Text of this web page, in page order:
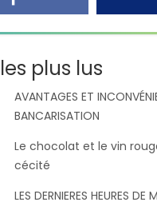
plus lus
AVANTAGES ET
BANCARISATION
Le chocolat et le vin
cécité
LES DERNIERES HEURES DE